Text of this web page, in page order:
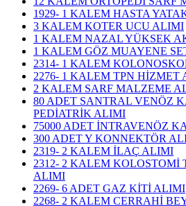
1929- 1 KALEM HASTA
3 KALEM KOTER UCU ALIMI
1 KALEM NAZAL YÜKSEK
1 KALEM GÖZ MUAYENE
2314- 1 KALEM
2276- 1 KALEM TPN HİZMET
2 KALEM SARF MALZEME
80 ADET SANTRAL VENÖZ
PEDİATRİK ALIMI
75000 ADET İNTRAVENÖZ
300 ADET Y KONNEKTÖR
2319- 2 KALEM İLAÇ ALIMI
2312- 2 KALEM KOLOSTOMİ
ALIMI
2269- 6 ADET GAZ KİTİ ALIMI
2268- 2 KALEM CERRAHİ